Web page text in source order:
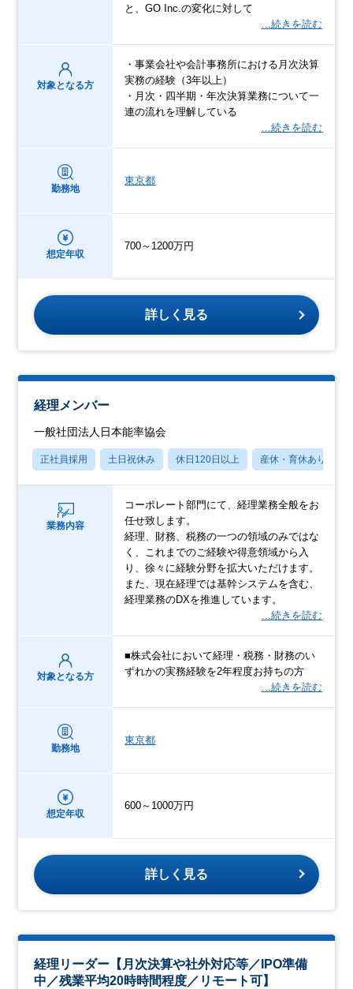
と、GO Inc.の変化に対して
…続きを読む
対象となる方
・事業会社や会計事務所における月次決算
実務の経験（3年以上）
・月次・四半期・年次決算業務について一
連の流れを理解している
…続きを読む
勤務地
東京都
想定年収
700～1200万円
詳しく見る
経理メンバー
一般社団法人日本能率協会
正社員採用 土日祝休み 休日120日以上 産休・育休あり
業務内容
コーポレート部門にて、経理業務全般をお
任せ致します。
経理、財務、税務の一つの領域のみではな
く、これまでのご経験や得意領域から入
り、徐々に経験分野を拡大いただけます。
また、現在経理では基幹システムを含む、
経理業務のDXを推進しています。
…続きを読む
対象となる方
■株式会社において経理・税務・財務のい
ずれかの実務経験を2年程度お持ちの方
…続きを読む
勤務地
東京都
想定年収
600～1000万円
詳しく見る
経理リーダー【月次決算や社外対応等／IPO準備
中／残業平均20時時間程度／リモート可】